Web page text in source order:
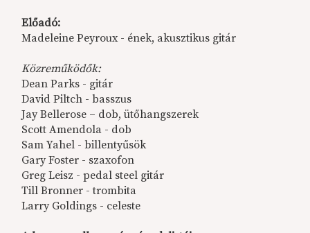
Előadó:
Madeleine Peyroux - ének, akusztikus gitár
Közreműködők:
Dean Parks - gitár
David Piltch - basszus
Jay Bellerose – dob, ütőhangszerek
Scott Amendola - dob
Sam Yahel - billentyűsök
Gary Foster - szaxofon
Greg Leisz - pedal steel gitár
Till Bronner - trombita
Larry Goldings - celeste